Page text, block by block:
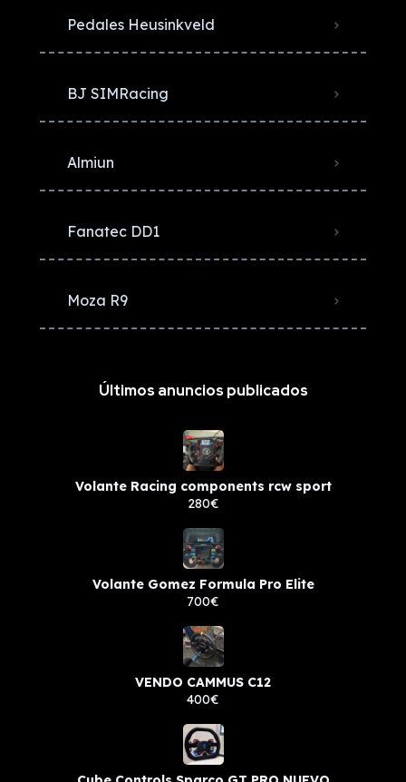
Pedales Heusinkveld
BJ SIMRacing
Almiun
Fanatec DD1
Moza R9
Últimos anuncios publicados
Volante Racing components rcw sport
280€
Volante Gomez Formula Pro Elite
700€
VENDO CAMMUS C12
400€